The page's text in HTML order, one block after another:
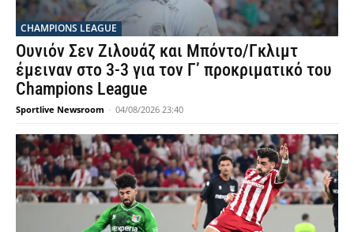
CHAMPIONS LEAGUE
Ουνιόν Σεν Ζιλουάζ και Μπόντο/Γκλιμτ
έμειναν στο 3-3 για τον Γ’ προκριματικό του
Champions League
Sportlive Newsroom - 04/08/2026 23:40